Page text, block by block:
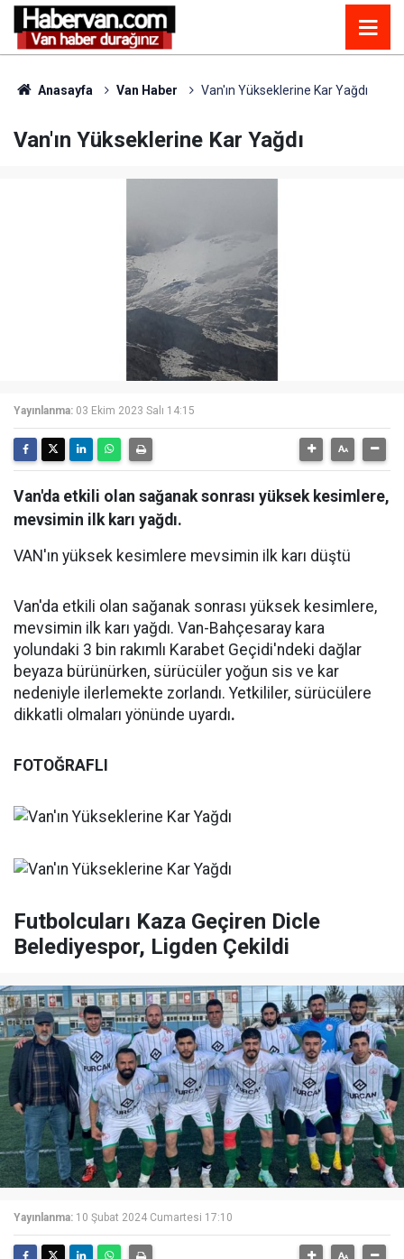
Anasayfa Van Haber Van'ın Yükseklerine Kar Yağdı
Van'ın Yükseklerine Kar Yağdı
Yayınlanma: 03 Ekim 2023 Salı 14:15
Van'da etkili olan sağanak sonrası yüksek kesimlere,
mevsimin ilk karı yağdı.
VAN'ın yüksek kesimlere mevsimin ilk karı düştü
Van'da etkili olan sağanak sonrası yüksek kesimlere,
mevsimin ilk karı yağdı. Van-Bahçesaray kara
yolundaki 3 bin rakımlı Karabet Geçidi'ndeki dağlar
beyaza bürünürken, sürücüler yoğun sis ve kar
nedeniyle ilerlemekte zorlandı. Yetkililer, sürücülere
dikkatli olmaları yönünde uyardı.
FOTOĞRAFLI
Futbolcuları Kaza Geçiren Dicle
Belediyespor, Ligden Çekildi
Yayınlanma: 10 Şubat 2024 Cumartesi 17:10